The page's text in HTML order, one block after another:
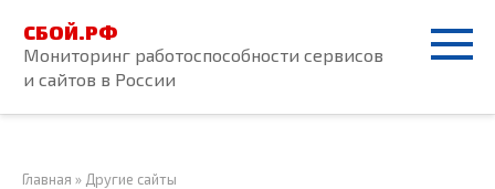
контенту
СБОЙ.РФ
Мониторинг работоспособности сервисов
и сайтов в России
Главная » Другие сайты